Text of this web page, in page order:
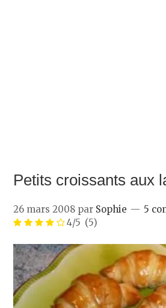
Petits croissants aux
26 mars 2008 par Sophie
5
4/5 (5)